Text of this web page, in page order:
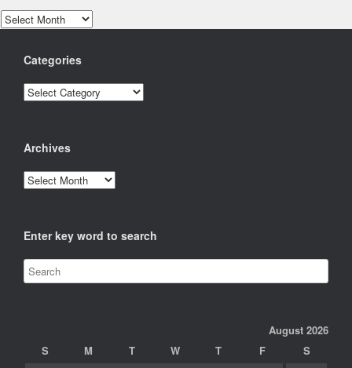
Archives
Categories
Categories
Archives
Archives
Enter key word to search
August 2026
S
M T W T F
S